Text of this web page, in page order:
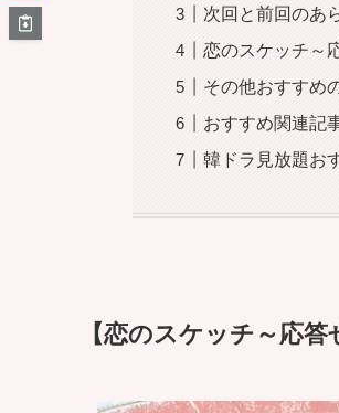
次回と前回のあ
恋のスケッチ～
その他おすすめ
おすすめ関連記
韓ドラ見放題お
【恋のスケッチ～応答